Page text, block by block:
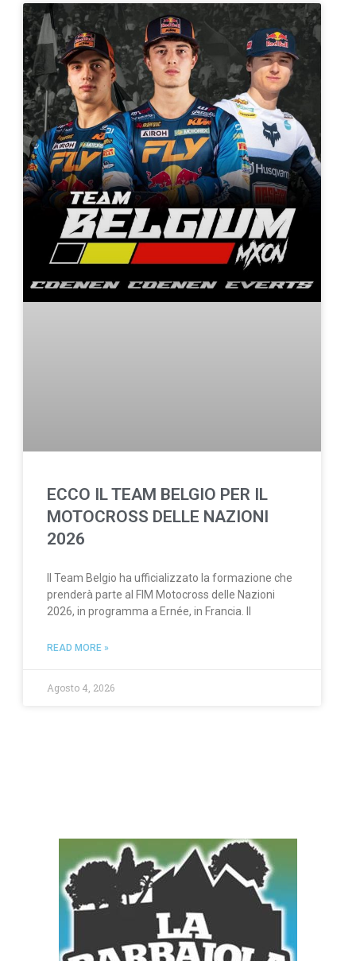
ECCO IL TEAM BELGIO PER IL
MOTOCROSS DELLE NAZIONI
2026
Il Team Belgio ha ufficializzato la formazione che
prenderà parte al FIM Motocross delle Nazioni
2026, in programma a Ernée, in Francia. Il
READ MORE »
Agosto 4, 2026